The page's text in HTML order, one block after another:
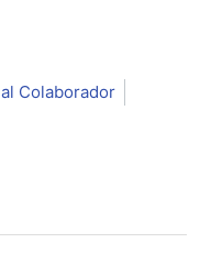
Colaborador